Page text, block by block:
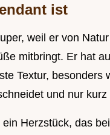
ist
weil er von
mitbringt. Er hat
Textur, besonders
und nur kurz
Herzstück, das